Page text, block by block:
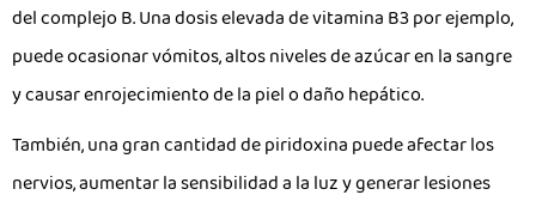
del complejo B. Una dosis elevada de vitamina B3 por ejemplo,
puede ocasionar vómitos, altos niveles de azúcar en la sangre
y causar enrojecimiento de la piel o daño hepático.
También, una gran cantidad de piridoxina puede afectar los
nervios, aumentar la sensibilidad a la luz y generar lesiones